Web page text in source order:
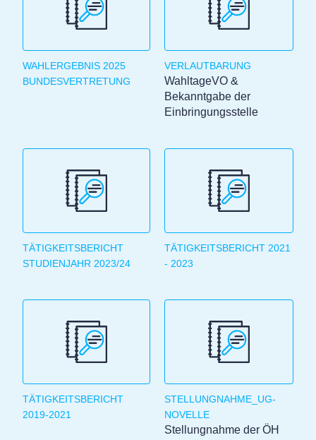
WAHLERGEBNIS 2025
BUNDESVERTRETUNG
VERLAUTBARUNG
WahltageVO &
Bekanntgabe der
Einbringungsstelle
TÄTIGKEITSBERICHT
STUDIENJAHR 2023/24
TÄTIGKEITSBERICHT 2021
- 2023
TÄTIGKEITSBERICHT
2019-2021
STELLUNGNAHME_UG-
NOVELLE
Stellungnahme der ÖH